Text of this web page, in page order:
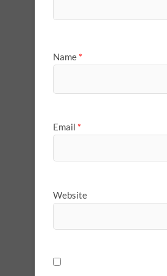
Name *
Email *
Website